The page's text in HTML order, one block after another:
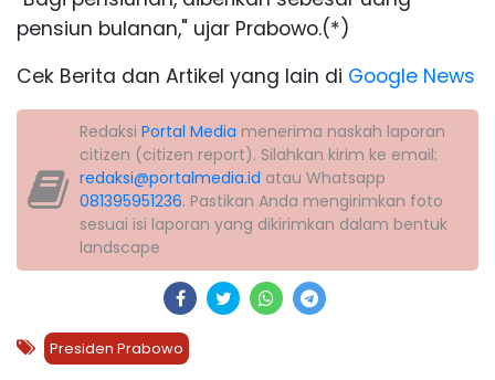
pensiun bulanan," ujar Prabowo.(*)
Cek Berita dan Artikel yang lain di Google News
Redaksi Portal Media menerima naskah laporan
citizen (citizen report). Silahkan kirim ke email:
redaksi@portalmedia.id atau Whatsapp
081395951236. Pastikan Anda mengirimkan foto
sesuai isi laporan yang dikirimkan dalam bentuk
landscape
Presiden Prabowo